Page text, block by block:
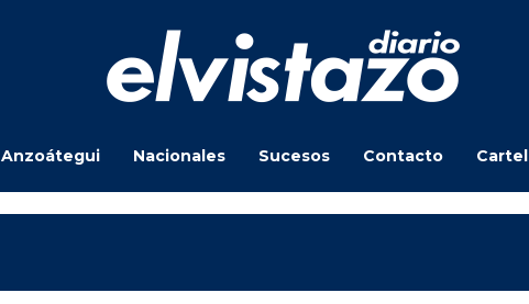
Anzoátegui Nacionales Sucesos Contacto